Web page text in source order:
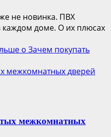
не новинка. ПВХ
каждом доме. О их плюсах
о Зачем покупать
межкомнатных дверей
межкомнатных